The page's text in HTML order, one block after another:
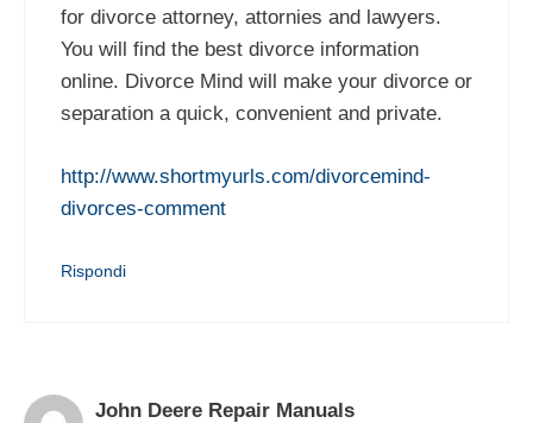
for divorce attorney, attornies and lawyers.
You will find the best divorce information
online. Divorce Mind will make your divorce or
separation a quick, convenient and private.
http://www.shortmyurls.com/divorcemind-
divorces-comment
Rispondi
John Deere Repair Manuals